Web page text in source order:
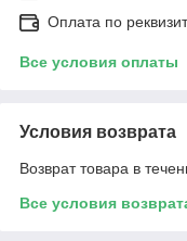
Оплата по
Все условия оплаты
Условия возврата
Возврат товара в
Все условия